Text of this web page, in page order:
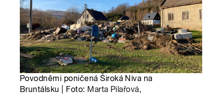
Povodněmi poničená Široká Niva na
Bruntálsku | Foto: Marta Pilařová,